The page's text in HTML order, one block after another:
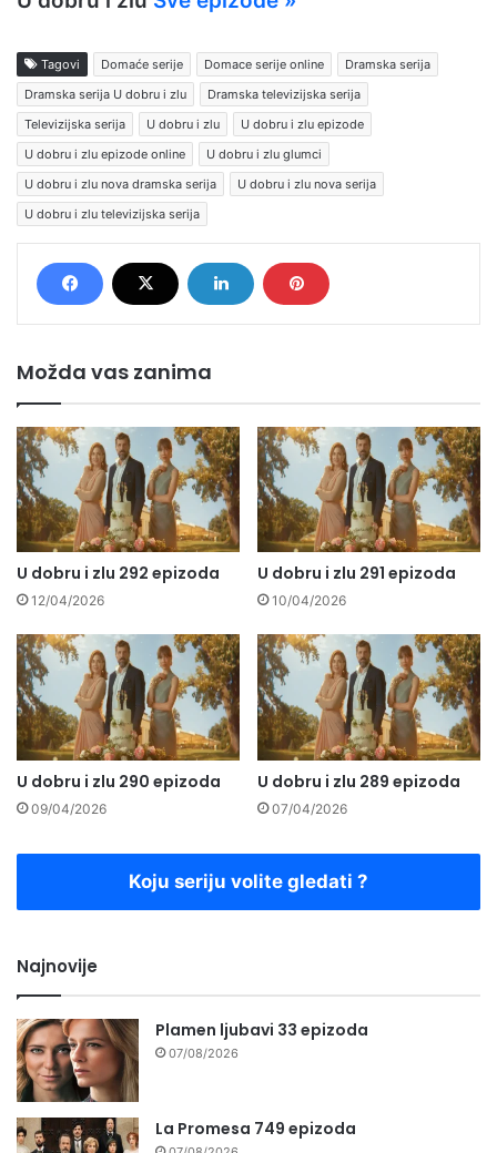
Tagovi Domaće serije Domace serije online
Dramska serija
Dramska serija U dobru i zlu
Dramska televizijska serija
Televizijska serija
U dobru i zlu
U dobru i zlu epizode
U dobru i zlu epizode online
U dobru i zlu glumci
U dobru i zlu nova dramska serija
U dobru i zlu nova serija
U dobru i zlu televizijska serija
Možda vas zanima
U dobru i zlu 292 epizoda
12/04/2026
U dobru i zlu 291 epizoda
10/04/2026
U dobru i zlu 290 epizoda
09/04/2026
U dobru i zlu 289 epizoda
07/04/2026
Koju seriju volite gledati ?
Najnovije
Plamen ljubavi 33 epizoda
07/08/2026
La Promesa 749 epizoda